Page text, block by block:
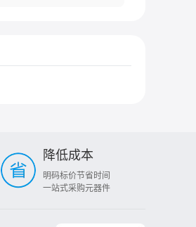
降低成本
明码标价节省时间
一站式采购元器件